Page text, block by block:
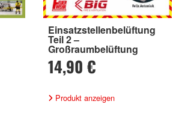
Einsatzstellenbelüftung
Teil 2 –
Großraumbelüftung
14,90 €
Produkt anzeigen